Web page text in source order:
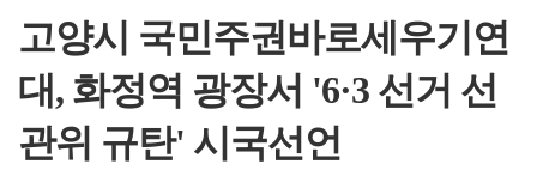
고양시 국민주권바로세우기연
대, 화정역 광장서 '6·3 선거 선
관위 규탄' 시국선언